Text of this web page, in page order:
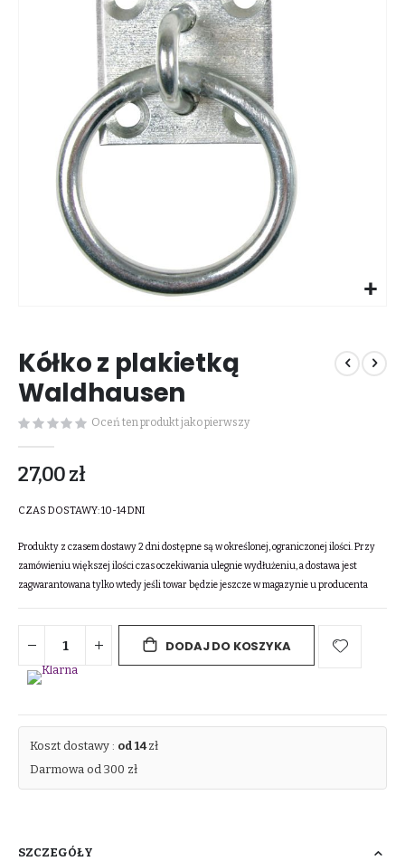
początek
galerii
Kółko z plakietką
Waldhausen
Oceń ten produkt jako pierwszy
27,00 zł
CZAS DOSTAWY:10-14 DNI
Produkty z czasem dostawy 2 dni dostępne są w określonej, ograniczonej ilości. Przy
zamówieniu większej ilości czas oczekiwania ulegnie wydłużeniu, a dostawa jest
zagwarantowana tylko wtedy jeśli towar będzie jeszcze w magazynie u producenta
DODAJ DO KOSZYKA
Koszt dostawy : od 14zł
Darmowa od 300 zł
SZCZEGÓŁY